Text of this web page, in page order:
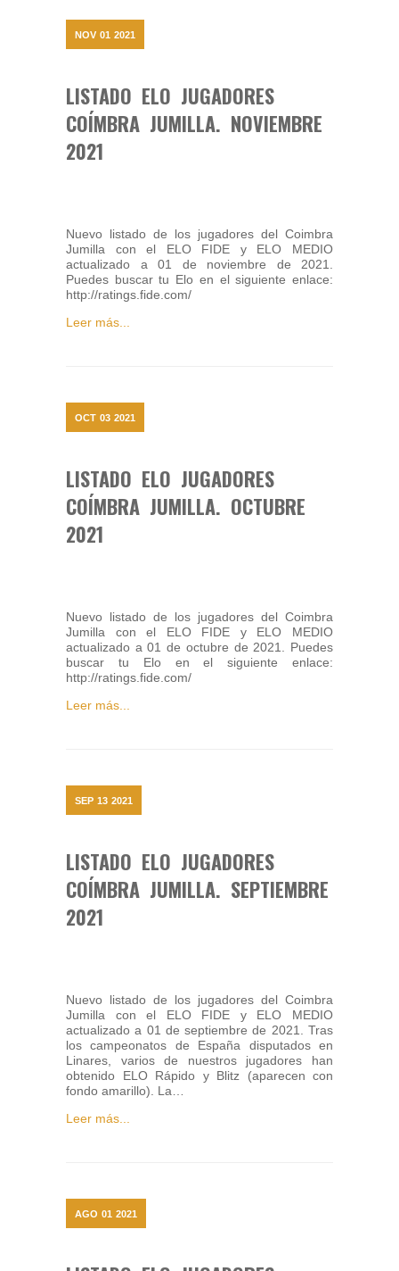
NOV 01 2021
LISTADO ELO JUGADORES
COÍMBRA JUMILLA. NOVIEMBRE
2021
Nuevo listado de los jugadores del Coimbra
Jumilla con el ELO FIDE y ELO MEDIO
actualizado a 01 de noviembre de 2021.
Puedes buscar tu Elo en el siguiente enlace:
http://ratings.fide.com/
Leer más...
OCT 03 2021
LISTADO ELO JUGADORES
COÍMBRA JUMILLA. OCTUBRE
2021
Nuevo listado de los jugadores del Coimbra
Jumilla con el ELO FIDE y ELO MEDIO
actualizado a 01 de octubre de 2021. Puedes
buscar tu Elo en el siguiente enlace:
http://ratings.fide.com/
Leer más...
SEP 13 2021
LISTADO ELO JUGADORES
COÍMBRA JUMILLA. SEPTIEMBRE
2021
Nuevo listado de los jugadores del Coimbra
Jumilla con el ELO FIDE y ELO MEDIO
actualizado a 01 de septiembre de 2021. Tras
los campeonatos de España disputados en
Linares, varios de nuestros jugadores han
obtenido ELO Rápido y Blitz (aparecen con
fondo amarillo). La…
Leer más...
AGO 01 2021